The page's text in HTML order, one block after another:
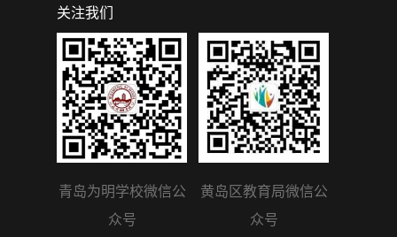
关注我们
青岛为明学校微信公
众号
黄岛区教育局微信公
众号